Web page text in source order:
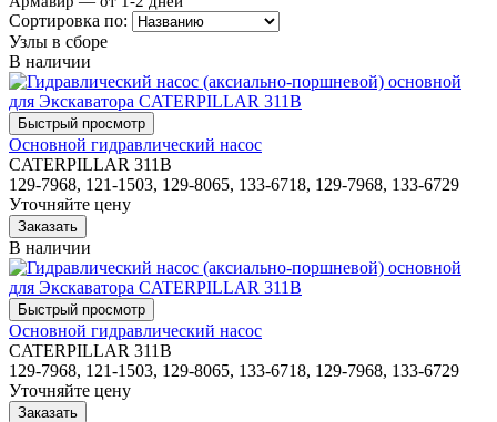
Сортировка по:
Узлы в сборе
В наличии
Основной гидравлический насос
CATERPILLAR 311B
129-7968, 121-1503, 129-8065, 133-6718, 129-7968, 133-6729
Уточняйте цену
В наличии
Основной гидравлический насос
CATERPILLAR 311B
129-7968, 121-1503, 129-8065, 133-6718, 129-7968, 133-6729
Уточняйте цену